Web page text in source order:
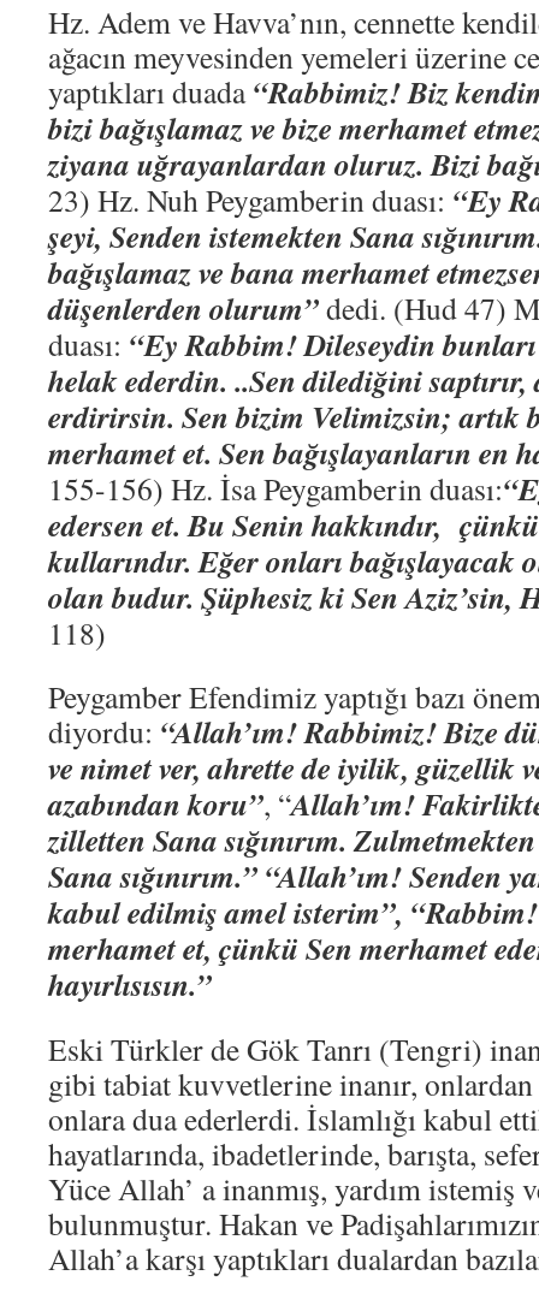
Hz. Adem ve Havva’nın, cennette
ağacın meyvesinden yemeleri üzerine
yaptıkları duada“Rabbimiz! Biz
bizi bağışlamaz ve bize merhamet
ziyana uğrayanlardan oluruz. Bizi
23) Hz. Nuh Peygamberin duası: “Ey
şeyi, Senden istemekten Sana
bağışlamaz ve bana merhamet
düşenlerden olurum”dedi. (Hud 47)
duası: “Ey Rabbim! Dileseydin
helak ederdin. ..Sen dilediğini
erdirirsin. Sen bizim Velimizsin; artık
merhamet et. Sen bağışlayanların en
155-156) Hz. İsa Peygamberin duası:
edersen et. Bu Senin hakkındır,
kullarındır. Eğer onları bağışlayacak
olan budur. Şüphesiz ki Sen Aziz’sin,
118)
Peygamber Efendimiz yaptığı bazı
diyordu: “Allah’ım! Rabbimiz! Bize
ve nimet ver, ahrette de iyilik, güzellik
azabından koru”, “Allah’ım!
zilletten Sana sığınırım.
Sana sığınırım.”“Allah’ım! Senden
kabul edilmiş amel isterim”,
merhamet et, çünkü Sen merhamet
hayırlısısın.”
Eski Türkler de Gök Tanrı (Tengri)
gibi tabiat kuvvetlerine inanır,
onlara dua ederlerdi. İslamlığı kabul
hayatlarında, ibadetlerinde, barışta,
Yüce Allah’ a inanmış, yardım istemiş
bulunmuştur. Hakan ve
Allah’a karşı yaptıkları dualardan